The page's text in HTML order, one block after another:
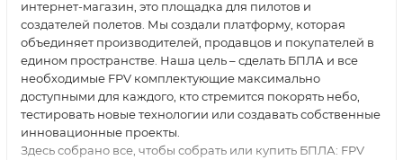
интернет-магазин, это площадка для пилотов и
создателей полетов. Мы создали платформу, которая
объединяет производителей, продавцов и покупателей в
едином пространстве. Наша цель – сделать БПЛА и все
необходимые FPV комплектующие максимально
доступными для каждого, кто стремится покорять небо,
тестировать новые технологии или создавать собственные
инновационные проекты.
Здесь собрано все, чтобы собрать или купить БПЛА: FPV